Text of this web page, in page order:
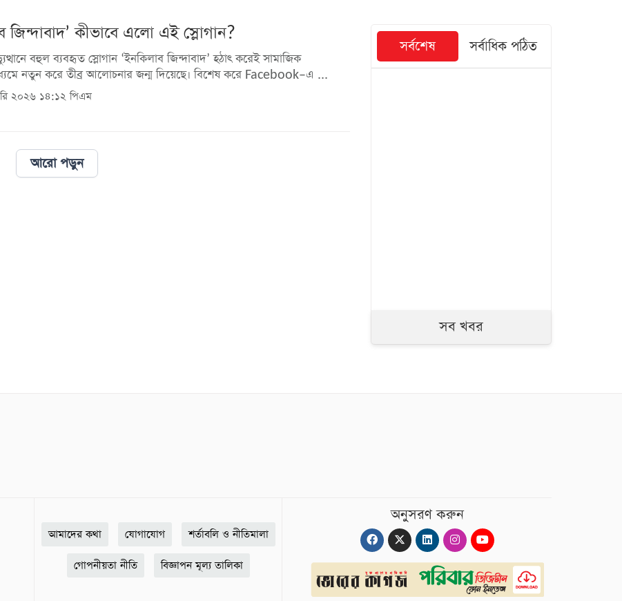
জিন্দাবাদ’ কীভাবে এলো এই স্লোগান?
বহুল ব্যবহৃত স্লোগান ‘ইনকিলাব জিন্দাবাদ’ হঠাৎ করেই সামাজিক
নতুন করে তীব্র আলোচনার জন্ম দিয়েছে। বিশেষ করে Facebook–এ ...
২০২৬ ১৪:১২ পিএম
আরো পড়ুন
সর্বশেষ সর্বাধিক পঠিত
সব খবর
আমাদের কথা যোগাযোগ শর্তাবলি ও নীতিমালা
গোপনীয়তা নীতি বিজ্ঞাপন মূল্য তালিকা
অনুসরণ করুন